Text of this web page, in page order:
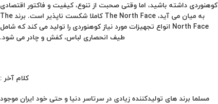
کوهنوردی داشته باشید، اما وقتی صحبت از تنوع، کیفیت و فاکتور اقتصادی
به میان می آید، The North Face کاملا شکست ناپذیر است. برند The
North Face انواع تجهیزات مورد نیاز کوهنوردی را تولید می کند که شامل
طیف انحصاری لباس، کفش و چادر می شود.
کلام آخر :
مسلما برند های تولیدکننده زیادی در سرتاسر دنیا و حتی خود ایران موجود